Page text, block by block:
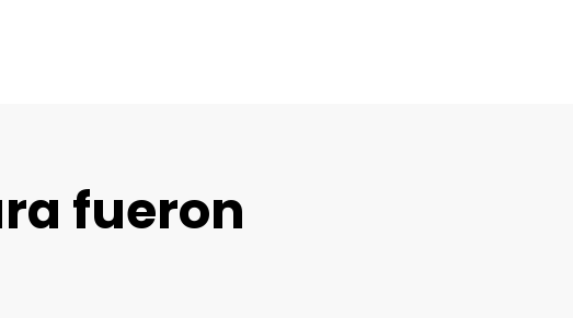
fueron